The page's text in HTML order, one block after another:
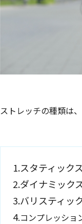
ストレッチの種類は
1.スタティック
2.ダイナミック
3.バリスティッ
4.コンプレッショ